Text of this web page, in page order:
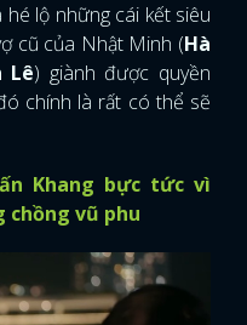
lộ những cái kết siêu
cũ của Nhật Minh (Hà
Lê) giành được quyền
chính là rất có thể sẽ
Khang bực tức vì
chồng vũ phu